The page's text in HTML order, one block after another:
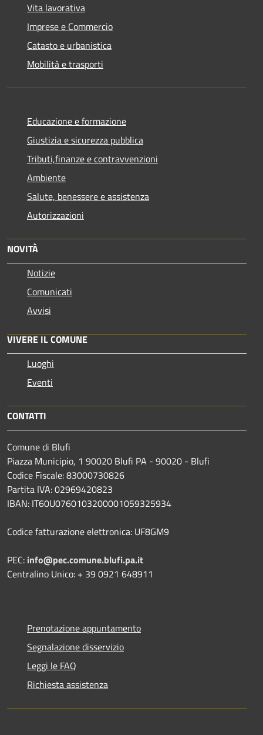
Vita lavorativa
Imprese e Commercio
Catasto e urbanistica
Mobilità e trasporti
Educazione e formazione
Giustizia e sicurezza pubblica
Tributi,finanze e contravvenzioni
Ambiente
Salute, benessere e assistenza
Autorizzazioni
NOVITÀ
Notizie
Comunicati
Avvisi
VIVERE IL COMUNE
Luoghi
Eventi
CONTATTI
Comune di Blufi
Piazza Municipio, 1 90020 Blufi PA - 90020 - Blufi
Codice Fiscale: 83000730826
Partita IVA: 02969420823
IBAN: IT60U0760103200001059325934
Codice fatturazione elettronica: UF8GM9
PEC: info@pec.comune.blufi.pa.it
Centralino Unico: + 39 0921 648911
Prenotazione appuntamento
Segnalazione disservizio
Leggi le FAQ
Richiesta assistenza